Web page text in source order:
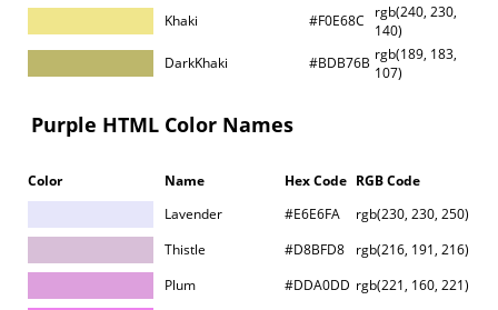
Khaki
#F0E68C
rgb(240, 230,
140)
DarkKhaki
#BDB76B rgb(189, 183,
107)
Purple HTML Color Names
Color Name Hex Code RGB Code
Lavender
#E6E6FA
rgb(230, 230, 250)
Thistle
#D8BFD8
rgb(216, 191, 216)
Plum
#DDA0DD rgb(221, 160, 221)